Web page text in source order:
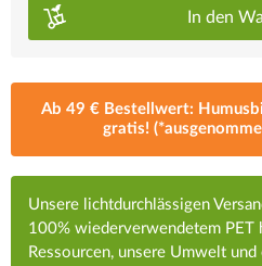
In den
Ab 49 € Bestellwert:
gratis!
Unsere lichtdurchlässigen
100% wiederverwendetem PET
Ressourcen, unsere Umwelt